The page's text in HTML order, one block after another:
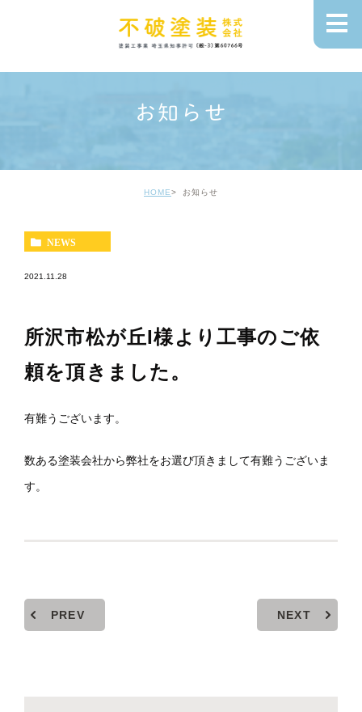
お知らせ
HOME お知らせ
NEWS
2021.11.28
所沢市松が丘I様より工事のご依
頼を頂きました。
有難うございます。
数ある塗装会社から弊社をお選び頂きまして有難うございま
す。
PREV NEXT